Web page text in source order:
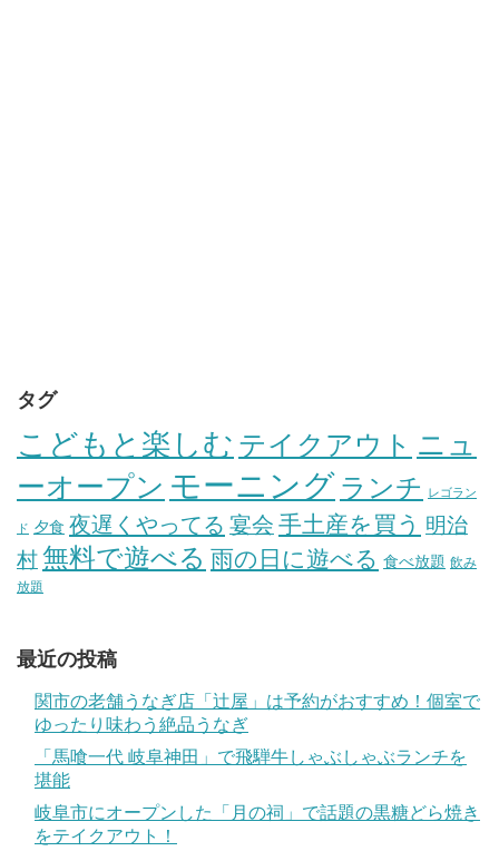
タグ
こどもと楽しむ テイクアウト ニュ
ーオープン モーニング ランチ レゴラン
ド 夕食 夜遅くやってる 宴会 手土産を買う 明治
村無料で遊べる 雨の日に遊べる 食べ放題 飲み
放題
最近の投稿
関市の老舗うなぎ店「辻屋」は予約がおすすめ！個室で
ゆったり味わう絶品うなぎ
「馬喰一代 岐阜神田」で飛騨牛しゃぶしゃぶランチを
堪能
岐阜市にオープンした「月の祠」で話題の黒糖どら焼き
をテイクアウト！